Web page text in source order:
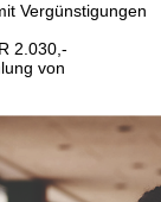
Vergünstigungen
2.030,-
von